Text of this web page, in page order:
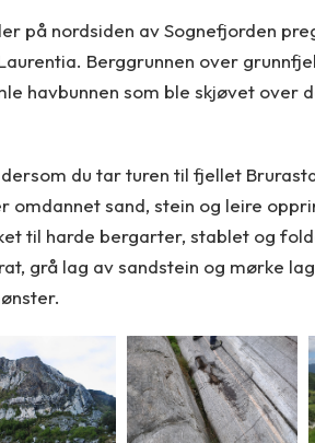
på nordsiden av Sognefjorden
Berggrunnen over
havbunnen som ble skjøvet over
du tar turen til fjellet
omdannet sand, stein og leire
til harde bergarter, stablet og
grå lag av sandstein og mørke